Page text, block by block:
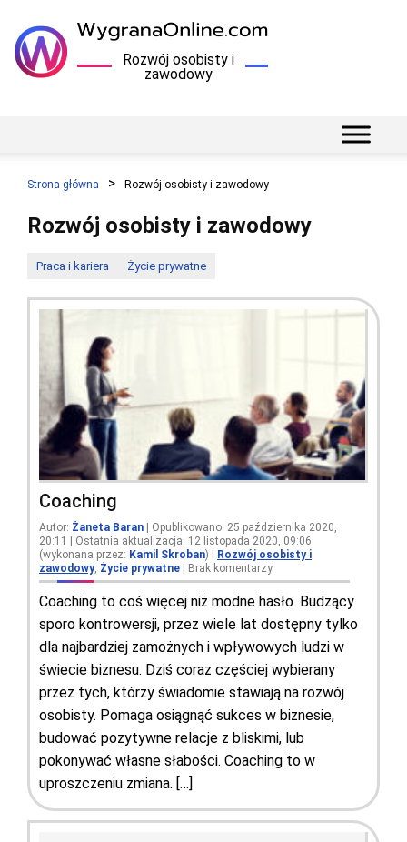
Rozwój osobisty i
zawodowy
Strona główna Rozwój osobisty i zawodowy
Rozwój osobisty i zawodowy
Praca i kariera Życie prywatne
Coaching
Autor: Żaneta Baran | Opublikowano: 25 października 2020,
20:11 | Ostatnia aktualizacja: 12 listopada 2020, 09:06
(wykonana przez: Kamil Skroban) | Rozwój osobisty i
zawodowy, Życie prywatne | Brak komentarzy
Coaching to coś więcej niż modne hasło. Budzący
sporo kontrowersji, przez wiele lat dostępny tylko
dla najbardziej zamożnych i wpływowych ludzi w
świecie biznesu. Dziś coraz częściej wybierany
przez tych, którzy świadomie stawiają na rozwój
osobisty. Pomaga osiągnąć sukces w biznesie,
budować pozytywne relacje z bliskimi, lub
pokonywać własne słabości. Coaching to w
uproszczeniu zmiana. […]